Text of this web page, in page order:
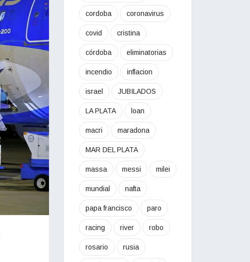
cordoba coronavirus
covid cristina
córdoba eliminatorias
incendio inflacion
israel JUBILADOS
LA PLATA loan
macri maradona
MAR DEL PLATA
massa messi milei
mundial nafta
papa francisco paro
racing river robo
rosario rusia